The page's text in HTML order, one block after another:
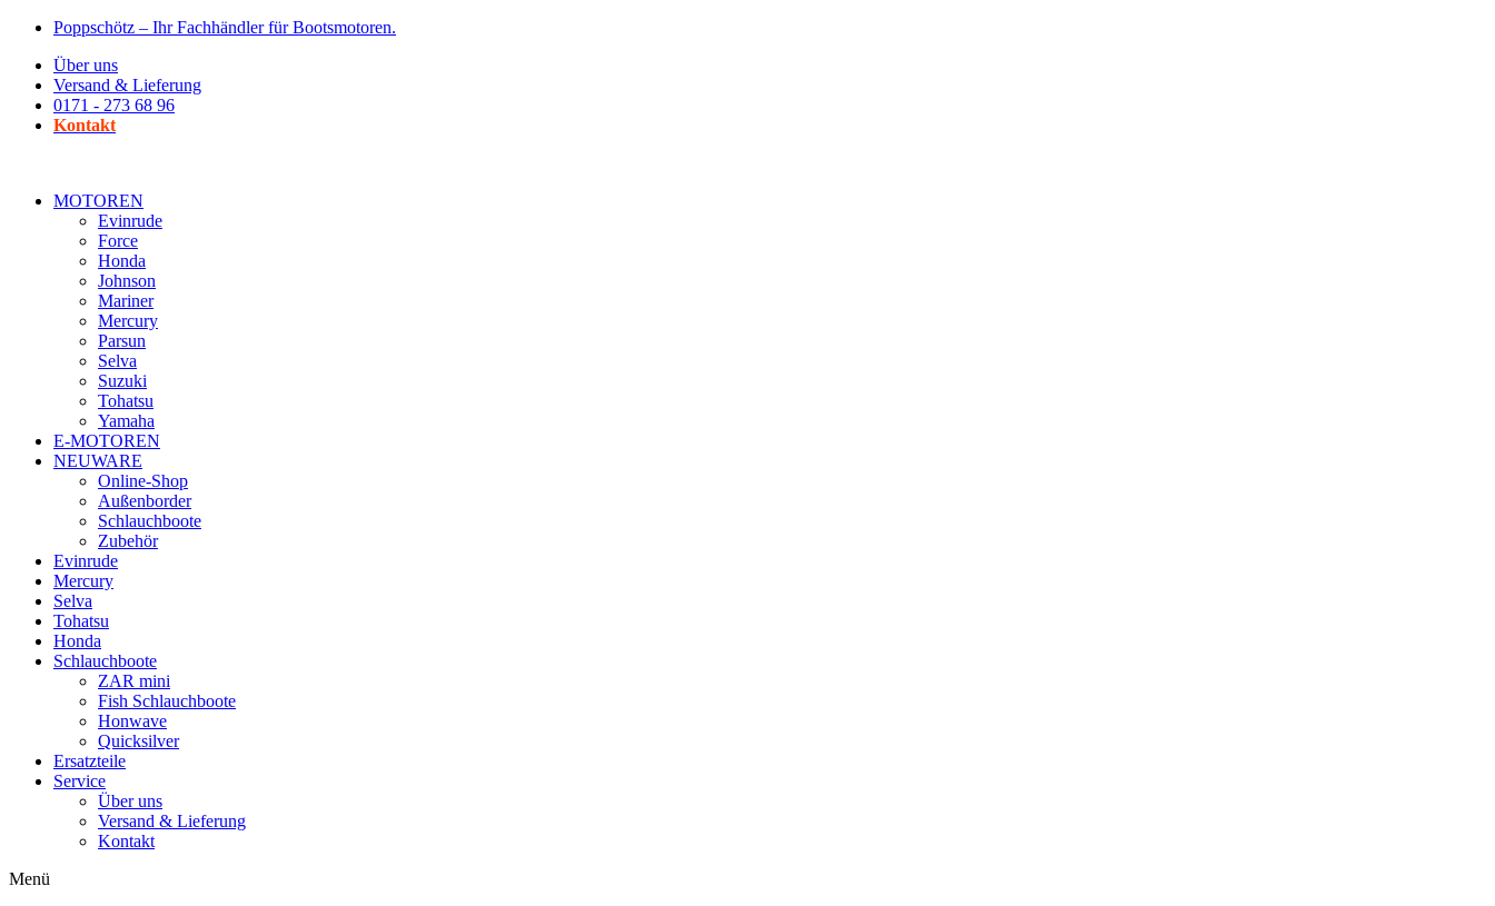
Zum
wechseln
Poppschötz – Ihr Fachhändler für Bootsmotoren.
Über uns
Versand & Lieferung
0171 - 273 68 96
Kontakt
MOTOREN
Evinrude
Force
Honda
Johnson
Mariner
Mercury
Parsun
Selva
Suzuki
Tohatsu
Yamaha
E-MOTOREN
NEUWARE
Online-Shop
Außenborder
Schlauchboote
Zubehör
Evinrude
Mercury
Selva
Tohatsu
Honda
Schlauchboote
ZAR mini
Fish Schlauchboote
Honwave
Quicksilver
Ersatzteile
Service
Über uns
Versand & Lieferung
Kontakt
Menü